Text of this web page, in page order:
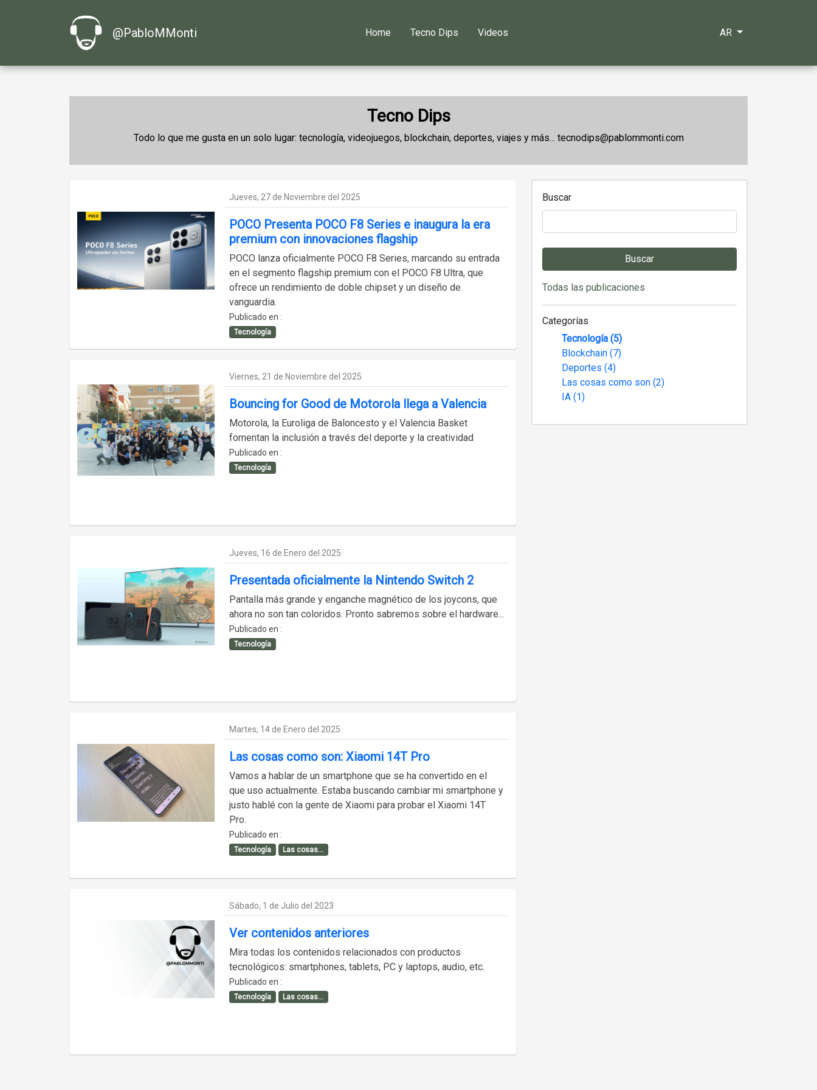
@PabloMMonti Home Tecno Dips Videos AR
Tecno Dips
Todo lo que me gusta en un solo lugar: tecnología, videojuegos, blockchain, deportes, viajes y más... tecnodips@pablommonti.com
Jueves, 27 de Noviembre del 2025
POCO Presenta POCO F8 Series e inaugura la era
premium con innovaciones flagship
POCO lanza oficialmente POCO F8 Series, marcando su entrada
en el segmento flagship premium con el POCO F8 Ultra, que
ofrece un rendimiento de doble chipset y un diseño de
vanguardia.
Publicado en :
Tecnología
Viernes, 21 de Noviembre del 2025
Bouncing for Good de Motorola llega a Valencia
Motorola, la Euroliga de Baloncesto y el Valencia Basket
fomentan la inclusión a través del deporte y la creatividad
Publicado en :
Tecnología
Jueves, 16 de Enero del 2025
Presentada oficialmente la Nintendo Switch 2
Pantalla más grande y enganche magnético de los joycons, que
ahora no son tan coloridos. Pronto sabremos sobre el hardware...
Publicado en :
Tecnología
Martes, 14 de Enero del 2025
Las cosas como son: Xiaomi 14T Pro
Vamos a hablar de un smartphone que se ha convertido en el
que uso actualmente. Estaba buscando cambiar mi smartphone y
justo hablé con la gente de Xiaomi para probar el Xiaomi 14T
Pro.
Publicado en :
Tecnología Las cosas...
Sábado, 1 de Julio del 2023
Ver contenidos anteriores
Mira todas los contenidos relacionados con productos
tecnológicos: smartphones, tablets, PC y laptops, audio, etc.
Publicado en :
Tecnología Las cosas...
Buscar
Buscar
Todas las publicaciones
Categorías
Tecnología (5)
Blockchain (7)
Deportes (4)
Las cosas como son (2)
IA (1)